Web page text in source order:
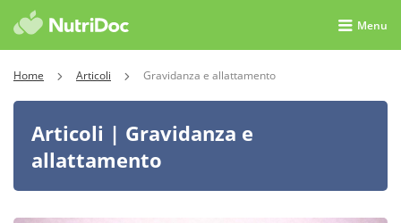
Menu
Home Articoli Gravidanza e allattamento
Articoli | Gravidanza e
allattamento